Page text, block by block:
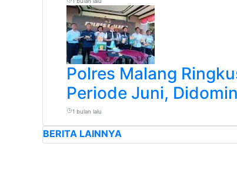
Polres Malang
Periode Juni,
1 bulan lalu
BERITA LAINNYA